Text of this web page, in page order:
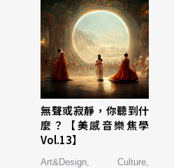
無聲或寂靜，你聽到什
麼？【美感音樂焦學
Vol.13】
Art&Design ,Culture